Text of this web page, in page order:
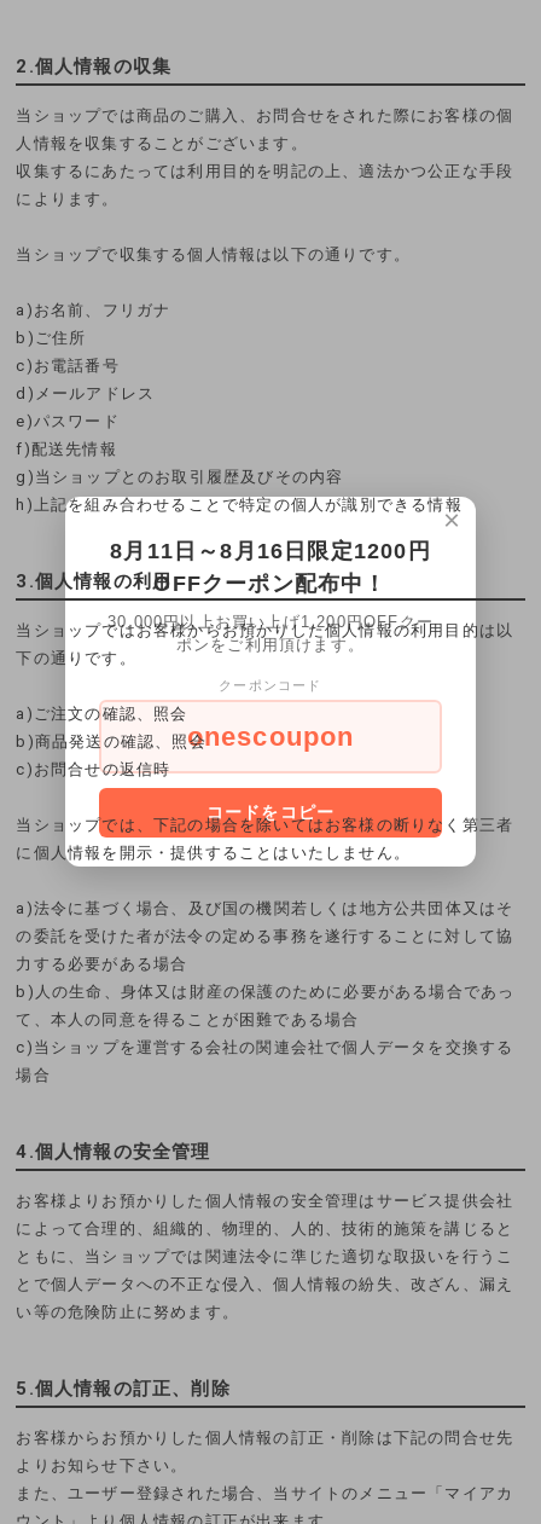
2.個人情報の収集
当ショップでは商品のご購入、お問合せをされた際にお客様の個
人情報を収集することがございます。
収集するにあたっては利用目的を明記の上、適法かつ公正な手段
によります。
当ショップで収集する個人情報は以下の通りです。
a)お名前、フリガナ
b)ご住所
c)お電話番号
d)メールアドレス
e)パスワード
f)配送先情報
g)当ショップとのお取引履歴及びその内容
h)上記を組み合わせることで特定の個人が識別できる情報
3.個人情報の利用
当ショップではお客様からお預かりした個人情報の利用目的は以
下の通りです。
a)ご注文の確認、照会
b)商品発送の確認、照会
c)お問合せの返信時
当ショップでは、下記の場合を除いてはお客様の断りなく第三者
に個人情報を開示・提供することはいたしません。
a)法令に基づく場合、及び国の機関若しくは地方公共団体又はそ
の委託を受けた者が法令の定める事務を遂行することに対して協
力する必要がある場合
b)人の生命、身体又は財産の保護のために必要がある場合であっ
て、本人の同意を得ることが困難である場合
c)当ショップを運営する会社の関連会社で個人データを交換する
場合
4.個人情報の安全管理
お客様よりお預かりした個人情報の安全管理はサービス提供会社
によって合理的、組織的、物理的、人的、技術的施策を講じると
ともに、当ショップでは関連法令に準じた適切な取扱いを行うこ
とで個人データへの不正な侵入、個人情報の紛失、改ざん、漏え
い等の危険防止に努めます。
5.個人情報の訂正、削除
お客様からお預かりした個人情報の訂正・削除は下記の問合せ先
よりお知らせ下さい。
また、ユーザー登録された場合、当サイトのメニュー「マイアカ
×
8月11日～8月16日限定1200円
OFFクーポン配布中！
30,000円以上お買い上げ1,200円OFFクー
ポンをご利用頂けます。
クーポンコード
onescoupon
コードをコピー